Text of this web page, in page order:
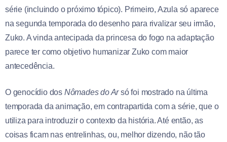
série (incluindo o próximo tópico). Primeiro, Azula só aparece
na segunda temporada do desenho para rivalizar seu irmão,
Zuko. A vinda antecipada da princesa do fogo na adaptação
parece ter como objetivo humanizar Zuko com maior
antecedência.
O genocídio dos Nômades do Arsó foi mostrado na última
temporada da animação, em contrapartida com a série, que o
utiliza para introduzir o contexto da história. Até então, as
coisas ficam nas entrelinhas, ou, melhor dizendo, não tão